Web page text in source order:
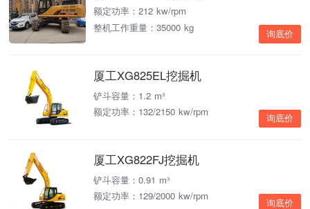
额定功率：212 kw/rpm
整机工作重量：35000 kg
询底价
厦工XG825EL挖掘机
铲斗容量：1.2 m³
额定功率：132/2150 kw/rpm
询底价
厦工XG822FJ挖掘机
铲斗容量：0.91 m³
额定功率：129/2000 kw/rpm
询底价